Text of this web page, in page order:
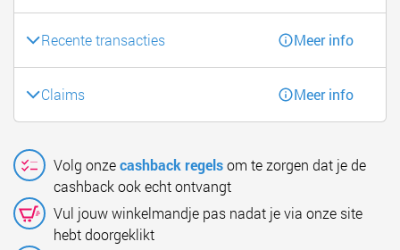
Recente transacties Meer info
Claims Meer info
Volg onzecashback regelsom te zorgen dat je de
cashback ook echt ontvangt
Vul jouw winkelmandje pas nadat je via onze site
hebt doorgeklikt